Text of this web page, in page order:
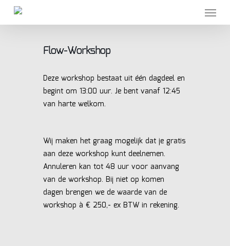
Skip
Menu
Flow-Workshop
Deze workshop bestaat uit één dagdeel en
begint om 13:00 uur. Je bent vanaf 12:45
van harte welkom.
Wij maken het graag mogelijk dat je gratis
aan deze workshop kunt deelnemen.
Annuleren kan tot 48 uur voor aanvang
van de workshop. Bij niet op komen
dagen brengen we de waarde van de
workshop à € 250,- ex BTW in rekening.